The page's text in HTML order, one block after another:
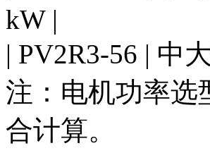
kW |
| PV2R3-56 | 中
注：电机功率选
合计算。